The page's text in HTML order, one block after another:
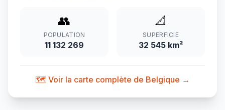
👥
POPULATION
11 132 269
📐
SUPERFICIE
32 545 km²
🗺️ Voir la carte complète de Belgique →